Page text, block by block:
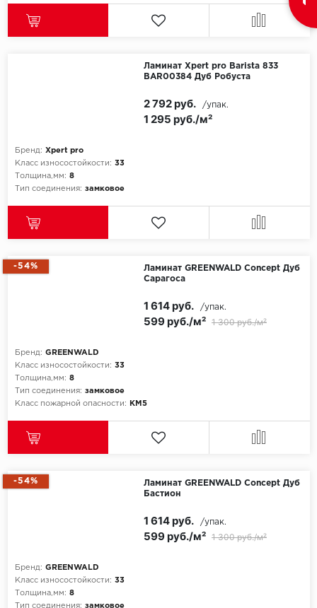
Ламинат Xpert pro Barista 833
BAR00384 Дуб Робуста
Бренд: Xpert pro
Класс износостойкости: 33
Толщина,мм: 8
Тип соединения: замковое
1 295 руб./м²
2 792 руб. /упак.
-54%
Ламинат GREENWALD Concept Дуб
Сарагоса
Бренд: GREENWALD
Класс износостойкости: 33
Толщина,мм: 8
Тип соединения: замковое
Класс пожарной опасности:
КМ5
599 руб./м² 1 300 руб./м²
1 614 руб. /упак.
-54%
Ламинат GREENWALD Concept Дуб
Бастион
Бренд: GREENWALD
Класс износостойкости: 33
Толщина,мм: 8
Тип соединения: замковое
599 руб./м² 1 300 руб./м²
1 614 руб. /упак.